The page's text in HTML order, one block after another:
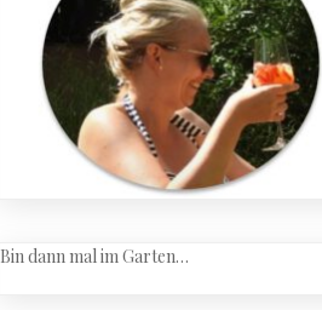
Bin dann mal im Garten…